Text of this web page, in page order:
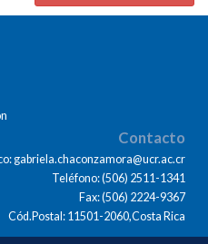
Contacto
gabriela.chaconzamora@ucr.ac.cr
Teléfono: (506) 2511-1341
Fax: (506) 2224-9367
Cód.Postal: 11501-2060,Costa Rica